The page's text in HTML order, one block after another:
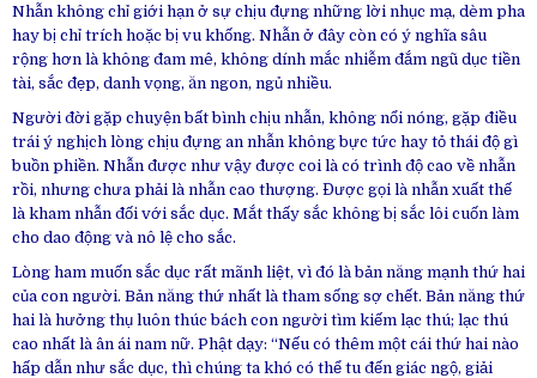
Nhẫn không chỉ giới hạn ở sự chịu đựng những lời nhục mạ, dèm pha
hay bị chỉ trích hoặc bị vu khống. Nhẫn ở đây còn có ý nghĩa sâu
rộng hơn là không đam mê, không dính mắc nhiễm đắm ngũ dục tiền
tài, sắc đẹp, danh vọng, ăn ngon, ngủ nhiều.
Người đời gặp chuyện bất bình chịu nhẫn, không nổi nóng, gặp điều
trái ý nghịch lòng chịu đựng an nhẫn không bực tức hay tỏ thái độ gì
buồn phiền. Nhẫn được như vậy được coi là có trình độ cao về nhẫn
rồi, nhưng chưa phải là nhẫn cao thượng. Được gọi là nhẫn xuất thế
là kham nhẫn đối với sắc dục. Mắt thấy sắc không bị sắc lôi cuốn làm
cho dao động và nô lệ cho sắc.
Lòng ham muốn sắc dục rất mãnh liệt, vì đó là bản năng mạnh thứ hai
của con người. Bản năng thứ nhất là tham sống sợ chết. Bản năng thứ
hai là hưởng thụ luôn thúc bách con người tìm kiếm lạc thú; lạc thú
cao nhất là ân ái nam nữ. Phật dạy: “Nếu có thêm một cái thứ hai nào
hấp dẫn như sắc dục, thì chúng ta khó có thể tu đến giác ngộ, giải